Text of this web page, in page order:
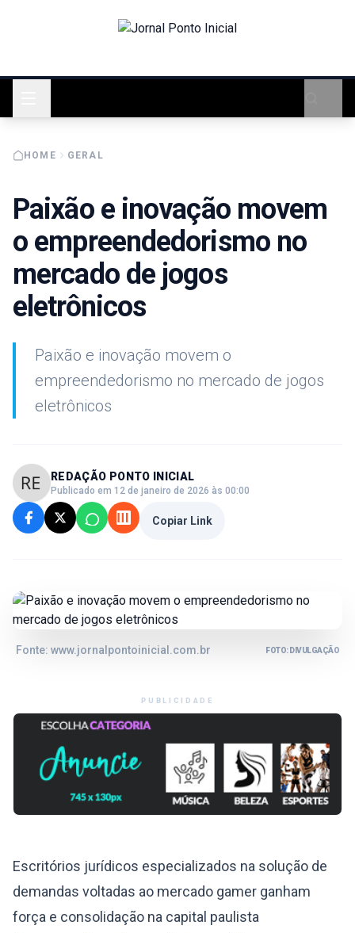
HOME GERAL
Paixão e inovação movem
o empreendedorismo no
mercado de jogos
eletrônicos
Paixão e inovação movem o
empreendedorismo no mercado de jogos
eletrônicos
REDAÇÃO PONTO INICIAL
Publicado em 12 de janeiro de 2026 às 00:00
Copiar Link
Fonte: www.jornalpontoinicial.com.br FOTO: DIVULGAÇÃO
PUBLICIDADE
Escritórios jurídicos especializados na solução de
demandas voltadas ao mercado gamer ganham
força e consolidação na capital paulista